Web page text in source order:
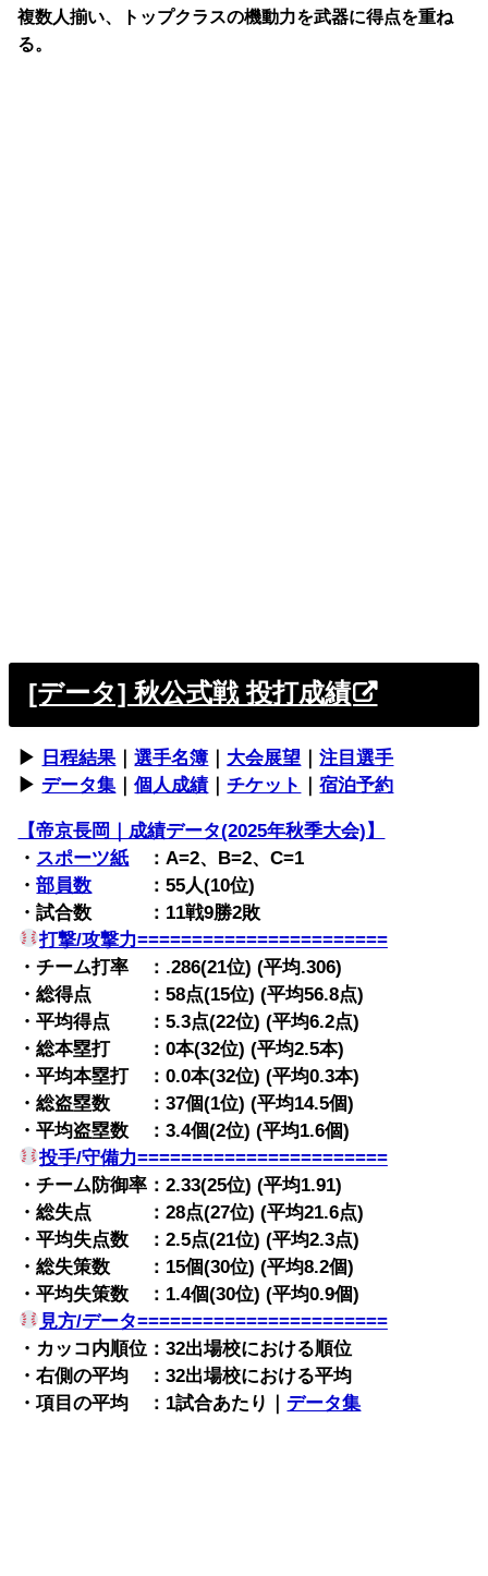
複数人揃い、トップクラスの機動力を武器に得点を重ね
る。
[データ] 秋公式戦 投打成績
▶︎ 日程結果｜選手名簿 大会展望 ｜注目選手
▶︎ データ集 ｜個人成績｜チケット ｜宿泊予約
【帝京長岡｜成績データ(2025年秋季大会)】
・ スポーツ紙 ：A=2、B=2、C=1
・部員数 ：55人(10位)
・試合数 ：11戦9勝2敗
打撃/攻撃力=======================
・チーム打率 ：.286(21位) (平均.306)
・総得点 ：58点(15位) (平均56.8点)
・平均得点 ：5.3点(22位) (平均6.2点)
・総本塁打 ：0本(32位) (平均2.5本)
・平均本塁打 ：0.0本(32位) (平均0.3本)
・総盗塁数 ：37個(1位) (平均14.5個)
・平均盗塁数 ：3.4個(2位) (平均1.6個)
投手/守備力=======================
・チーム防御率：2.33(25位) (平均1.91)
・総失点 ：28点(27位) (平均21.6点)
・平均失点数 ：2.5点(21位) (平均2.3点)
・総失策数 ：15個(30位) (平均8.2個)
・平均失策数 ：1.4個(30位) (平均0.9個)
見方/データ=======================
・カッコ内順位：32出場校における順位
・右側の平均 ：32出場校における平均
・項目の平均 ：1試合あたり｜ データ集